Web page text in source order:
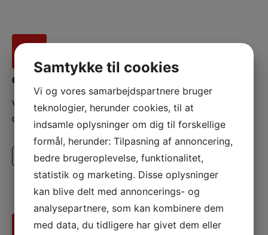
Grus og sten
Vi er leveringsdygtige i alle former for grus, granitskærver
og stenmaterialer, inkl. søsten og strandsand.
Læs mere
Samtykke til cookies
Vi og vores samarbejdspartnere bruger
teknologier, herunder cookies, til at
indsamle oplysninger om dig til forskellige
formål, herunder: Tilpasning af annoncering,
bedre brugeroplevelse, funktionalitet,
statistik og marketing. Disse oplysninger
kan blive delt med annoncerings- og
analysepartnere, som kan kombinere dem
med data, du tidligere har givet dem eller